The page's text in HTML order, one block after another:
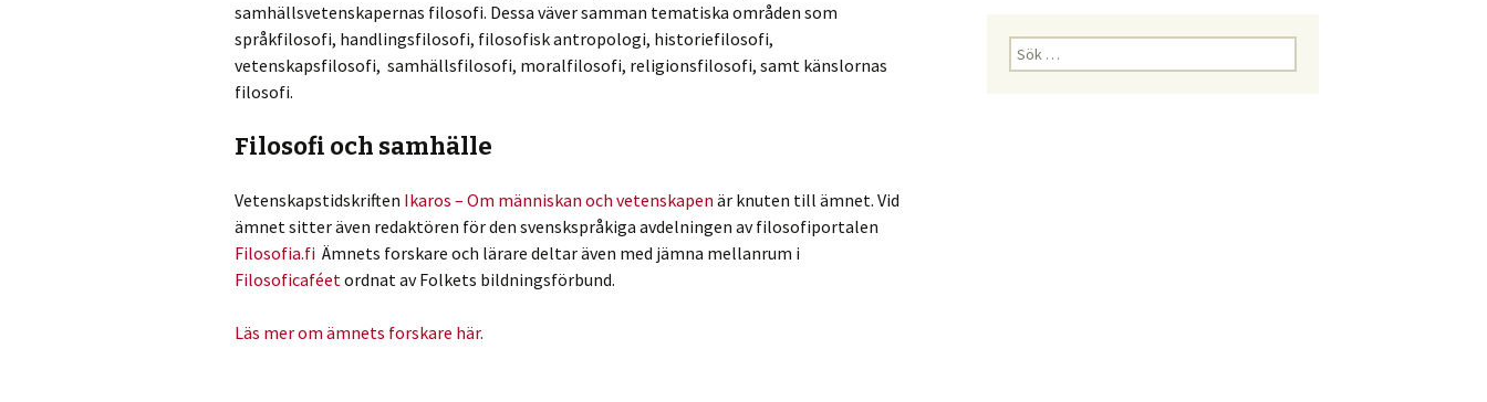
samhällsvetenskapernas filosofi. Dessa väver samman tematiska områden som
språkfilosofi, handlingsfilosofi, filosofisk antropologi, historiefilosofi,
vetenskapsfilosofi, samhällsfilosofi, moralfilosofi, religionsfilosofi, samt känslornas
filosofi.
Filosofi och samhälle
Vetenskapstidskriften Ikaros – Om människan och vetenskapen är knuten till ämnet. Vid
ämnet sitter även redaktören för den svenskspråkiga avdelningen av filosofiportalen
Filosofia.fi Ämnets forskare och lärare deltar även med jämna mellanrum i
Filosoficaféetordnat av Folkets bildningsförbund.
Läs mer om ämnets forskare här.
Sök
efter: